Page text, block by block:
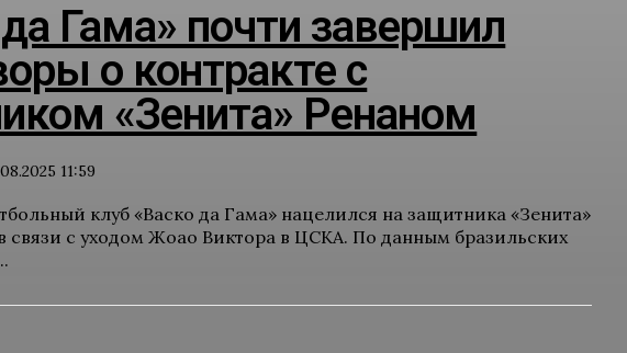
Гама» почти завершил
о контракте с
«Зенита» Ренаном
11:59
клуб «Васко да Гама» нацелился на защитника «Зенита»
связи с уходом Жоао Виктора в ЦСКА. По данным бразильских